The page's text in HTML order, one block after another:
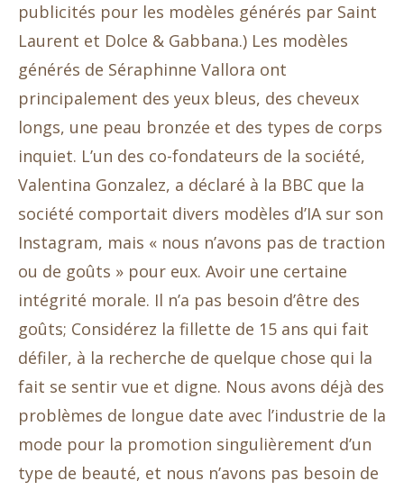
publicités pour les modèles générés par Saint
Laurent et Dolce & Gabbana.) Les modèles
générés de Séraphinne Vallora ont
principalement des yeux bleus, des cheveux
longs, une peau bronzée et des types de corps
inquiet. L’un des co-fondateurs de la société,
Valentina Gonzalez, a déclaré à la BBC que la
société comportait divers modèles d’IA sur son
Instagram, mais « nous n’avons pas de traction
ou de goûts » pour eux. Avoir une certaine
intégrité morale. Il n’a pas besoin d’être des
goûts; Considérez la fillette de 15 ans qui fait
défiler, à la recherche de quelque chose qui la
fait se sentir vue et digne. Nous avons déjà des
problèmes de longue date avec l’industrie de la
mode pour la promotion singulièrement d’un
type de beauté, et nous n’avons pas besoin de